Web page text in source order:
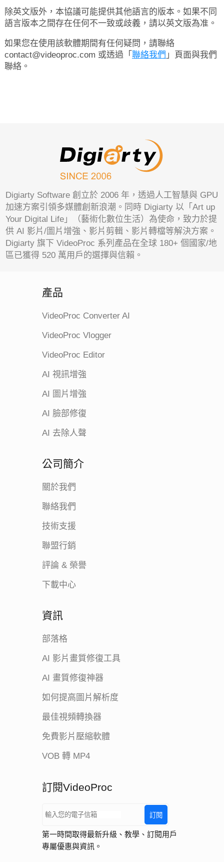
除英文版外，本協議可能提供其他語言的版本。如果不同
語言版本之間存在任何不一致或歧義，請以英文版為准。
如果您在使用該軟體期間有任何疑問，請聯絡
contact@videoproc.com 或透過「 聯絡我們 」頁面與我們
聯絡。
Digiarty Software 創立於 2006 年，透過人工智慧與 GPU
加速方案引領多媒體創新浪潮。同時 Digiarty 以「Art up
Your Digital Life」（藝術化數位生活）為使命，致力於提
供 AI 影片/圖片增強、影片剪輯、影片轉檔等解決方案。
Digiarty 旗下 VideoProc 系列產品在全球 180+ 個國家/地
區已獲得 520 萬用戶的選擇與信賴。
產品
VideoProc Converter AI
VideoProc Vlogger
VideoProc Editor
AI 視訊增強
AI 圖片增強
AI 臉部修復
AI 去除人聲
公司簡介
關於我們
聯絡我們
技術支援
聯盟行銷
評論 & 榮譽
下載中心
資訊
部落格
AI 影片畫質修復工具
AI 畫質修復神器
如何提高圖片解析度
最佳視頻轉換器
免費影片壓縮軟體
VOB 轉 MP4
訂閱VideoProc
訂閱
第一時間取得最新升級、教學、訂閱用戶
專屬優惠與資訊。